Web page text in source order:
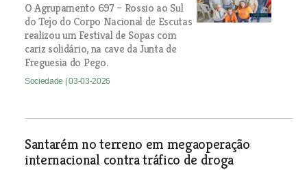
O Agrupamento 697 – Rossio ao Sul
do Tejo do Corpo Nacional de Escutas
realizou um Festival de Sopas com
cariz solidário, na cave da Junta de
Freguesia do Pego.
Sociedade | 03-03-2026
Santarém no terreno em megaoperação
internacional contra tráfico de droga